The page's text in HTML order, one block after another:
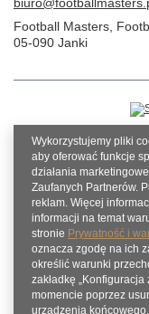
Football Masters
05-090 Janki
Wykorzystujemy pliki
aby oferować funkcje
działania
Zaufanych Partnerów.
reklam. Więcej
informacji na temat
stronie Prywatność i
oznacza zgodę na ich
określić warunki
zakładkę
momencie poprzez
urządzenia końcowego.